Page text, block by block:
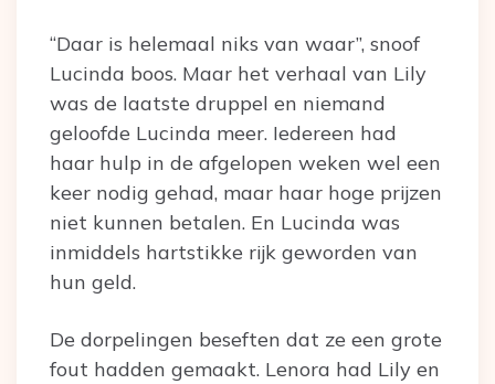
“Daar is helemaal niks van waar”, snoof
Lucinda boos. Maar het verhaal van Lily
was de laatste druppel en niemand
geloofde Lucinda meer. Iedereen had
haar hulp in de afgelopen weken wel een
keer nodig gehad, maar haar hoge prijzen
niet kunnen betalen. En Lucinda was
inmiddels hartstikke rijk geworden van
hun geld.
De dorpelingen beseften dat ze een grote
fout hadden gemaakt. Lenora had Lily en